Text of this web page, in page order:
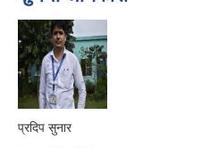
प्रदिप सुनार